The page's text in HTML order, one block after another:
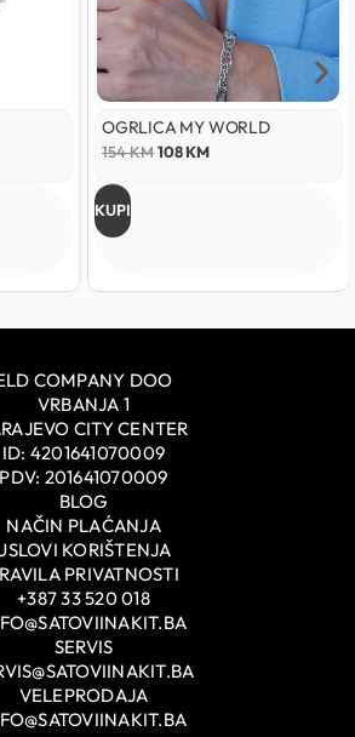
OGRLICA MY WORLD
KM108KM
COMPANY DOO
VRBANJA 1
CITY CENTER
ID: 4201641070009
PDV: 201641070009
BLOG
NAČIN PLAĆANJA
KORIŠTENJA
PRIVATNOSTI
+387 33 520 018
SERVIS
VELEPRODAJA